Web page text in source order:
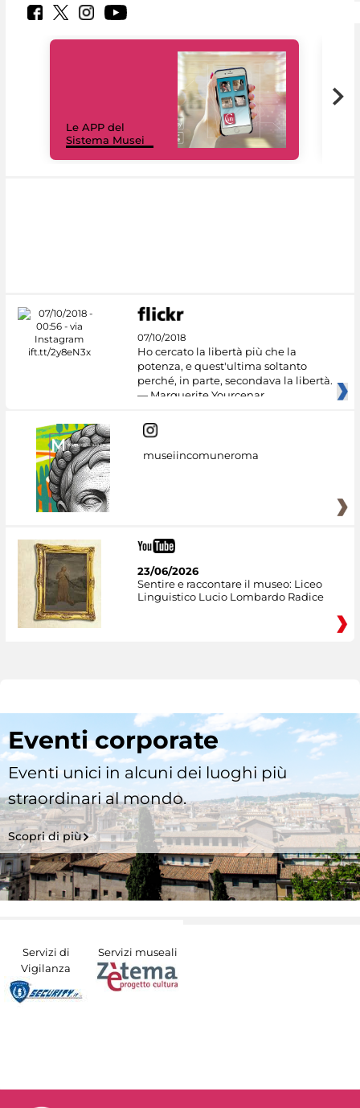
Le APP del
Sistema Musei
07/10/2018
Ho cercato la libertà più che la
potenza, e quest'ultima soltanto
perché, in parte, secondava la libertà.
— Marguerite Yourcenar
museiincomuneroma
23/06/2026
Sentire e raccontare il museo: Liceo
Linguistico Lucio Lombardo Radice
Eventi corporate
Eventi unici in alcuni dei luoghi più
straordinari al mondo.
Scopri di più
Servizi di
Vigilanza
Servizi museali